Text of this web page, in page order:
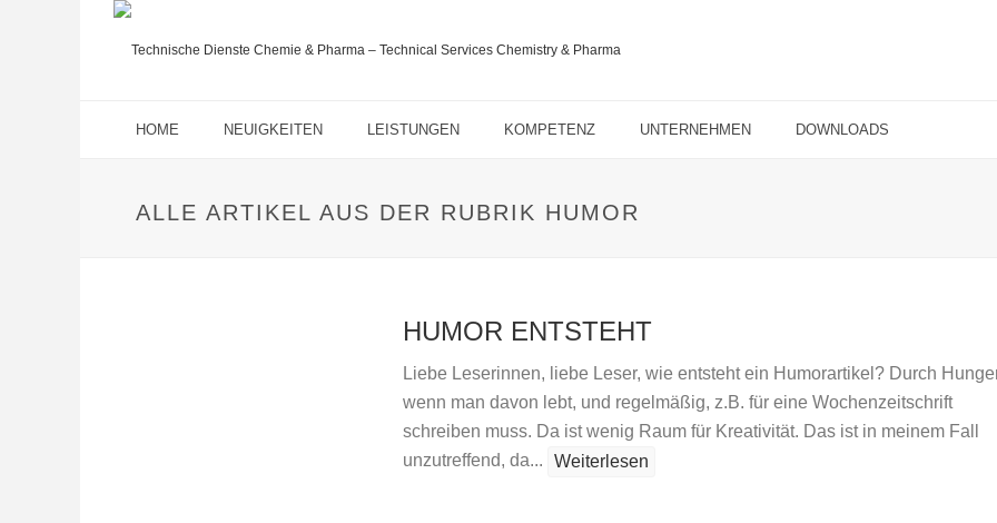
HOME NEUIGKEITEN LEISTUNGEN KOMPETENZ UNTERNEHMEN DOWNLOADS
ALLE ARTIKEL AUS DER RUBRIK HUMOR
HUMOR ENTSTEHT
Liebe Leserinnen, liebe Leser, wie entsteht ein Humorartikel? Durch
wenn man davon lebt, und regelmäßig, z.B. für eine Wochenzeitschrift
schreiben muss. Da ist wenig Raum für Kreativität. Das ist in meinem Fall
unzutreffend, da...
Weiterlesen